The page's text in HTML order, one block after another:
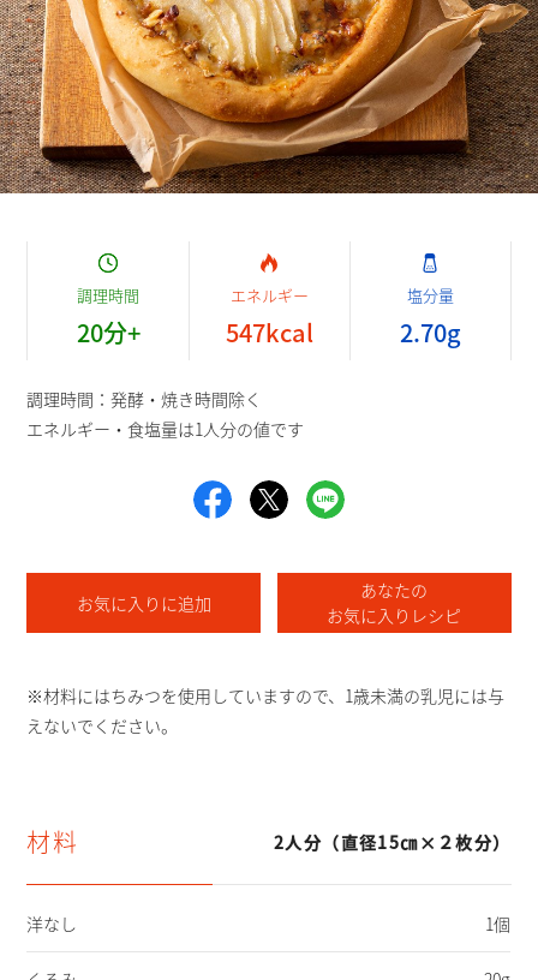
調理時間
20分+
エネルギー
547kcal
塩分量
2.70g
調理時間：発酵・焼き時間除く
エネルギー・食塩量は1人分の値です
お気に入りに追加
あなたの
お気に入りレシピ
※材料にはちみつを使⽤していますので、1歳未満の乳児には与
えないでください。
材料 2人分（直径15㎝×２枚分）
洋なし 1個